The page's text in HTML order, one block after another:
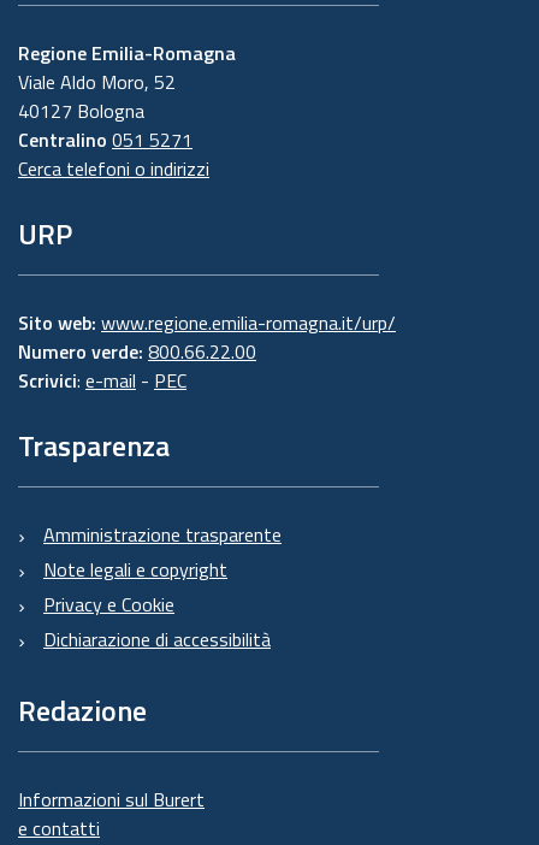
Regione Emilia-Romagna
Viale Aldo Moro, 52
40127 Bologna
Centralino 051 5271
Cerca telefoni o indirizzi
URP
Sito web: www.regione.emilia-romagna.it/urp/
Numero verde: 800.66.22.00
Scrivici: e-mail - PEC
Trasparenza
Amministrazione trasparente
Note legali e copyright
Privacy e Cookie
Dichiarazione di accessibilità
Redazione
Informazioni sul Burert
e contatti